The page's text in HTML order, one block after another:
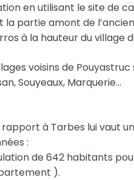
en utilisant le site de
la partie amont de
à la hauteur du village
voisins de
Souyeaux, Marquerie…
à Tarbes lui vaut
:
de 642 habitants
).